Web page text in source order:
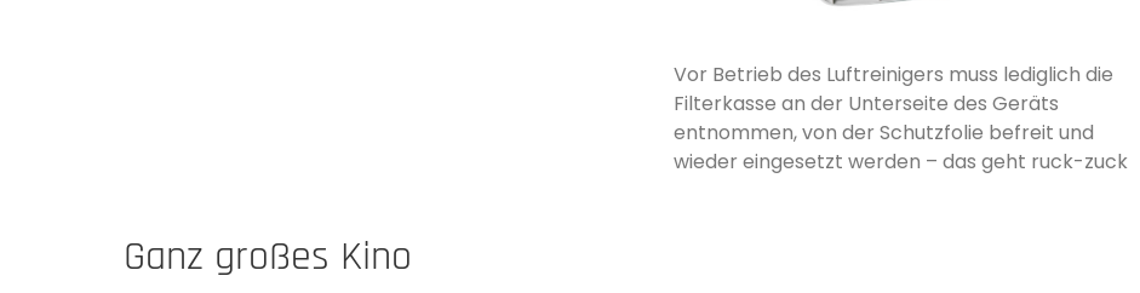
Vor Betrieb des Luftreinigers muss lediglich die
Filterkasse an der Unterseite des Geräts
entnommen, von der Schutz­folie befreit und
wieder eingesetzt werden – das geht ruck-zuck
Ganz großes Kino